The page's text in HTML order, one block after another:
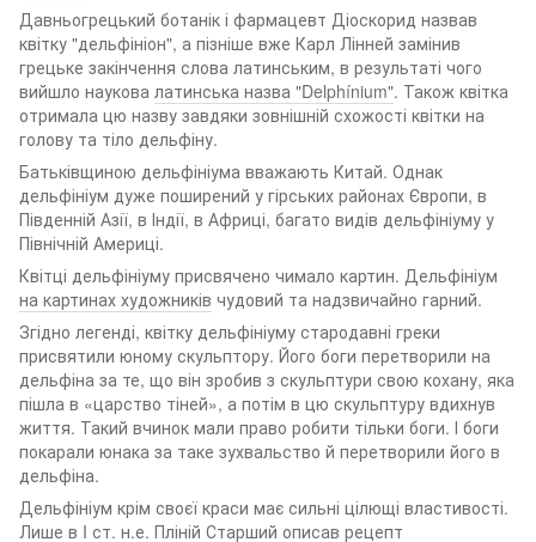
Давньогрецький ботанік і фармацевт Діоскорид назвав
квітку "дельфініон", а пізніше вже Карл Лінней замінив
грецьке закінчення слова латинським, в результаті чого
вийшло наукова латинська назва "Delphínium". Також квітка
отримала цю назву завдяки зовнішній схожості квітки на
голову та тіло дельфіну.
Батьківщиною дельфініума вважають Китай. Однак
дельфініум дуже поширений у гірських районах Європи, в
Південній Азії, в Індії, в Африці, багато видів дельфініуму у
Північній Америці.
Квітці дельфініуму присвячено чимало картин. Дельфініум
на картинах художників чудовий та надзвичайно гарний.
Згідно легенді, квітку дельфініуму стародавні греки
присвятили юному скульптору. Його боги перетворили на
дельфіна за те, що він зробив з скульптури свою кохану, яка
пішла в «царство тіней», а потім в цю скульптуру вдихнув
життя. Такий вчинок мали право робити тільки боги. І боги
покарали юнака за таке зухвальство й перетворили його в
дельфіна.
Дельфініум крім своєї краси має сильні цілющі властивості.
Лише в I ст. н.е. Пліній Старший описав рецепт